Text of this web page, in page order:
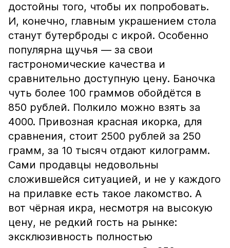
достойны того, чтобы их попробовать.
И, конечно, главным украшением стола
станут бутерброды с икрой. Особенно
популярна щучья — за свои
гастрономические качества и
сравнительно доступную цену. Баночка
чуть более 100 граммов обойдётся в
850 рублей. Полкило можно взять за
4000. Привозная красная икорка, для
сравнения, стоит 2500 рублей за 250
грамм, за 10 тысяч отдают килограмм.
Сами продавцы недовольны
сложившейся ситуацией, и не у каждого
на прилавке есть такое лакомство. А
вот чёрная икра, несмотря на высокую
цену, не редкий гость на рынке:
эксклюзивность полностью